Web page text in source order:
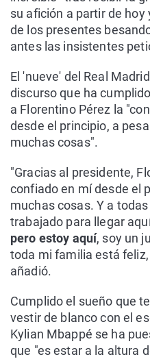
su afición a partir de hoy
de los presentes
antes las insistentes
El 'nueve' del Real
discurso que ha
a Florentino Pérez la
desde el principio, a
muchas cosas".
"Gracias al presidente,
confiado en mí desde el
muchas cosas. Y a
trabajado para llegar
pero estoy aquí, soy un
toda mi familia está
añadió.
Cumplido el sueño que
vestir de blanco con el
Kylian Mbappé se ha
que "es estar a la altura